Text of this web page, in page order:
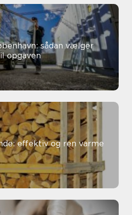
sådan vælger
opgaven
effektiv og ren varme